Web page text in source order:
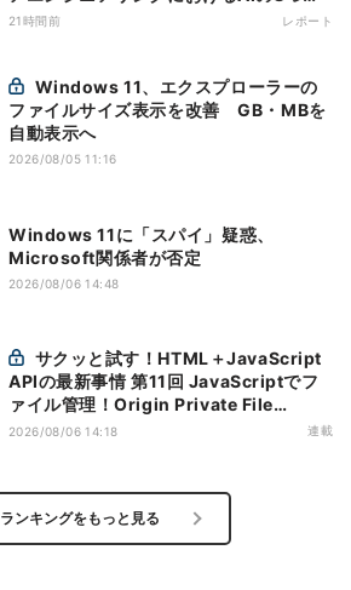
神話への賛否
21時間前 レポート
ファイルサイズ表示を改善 GB・MBを
自動表示へ
2026/08/05 11:16
Windows 11に「スパイ」疑惑、
Microsoft関係者が否定
2026/08/06 14:48
APIの最新事情 第11回 JavaScriptでフ
ァイル管理！Origin Private File
Systemを活用する
2026/08/06 14:18 連載
ランキングをもっと見る